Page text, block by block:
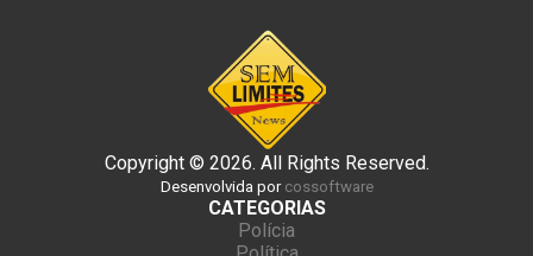
Copyright © 2026. All Rights Reserved.
Desenvolvida por cossoftware
CATEGORIAS
Polícia